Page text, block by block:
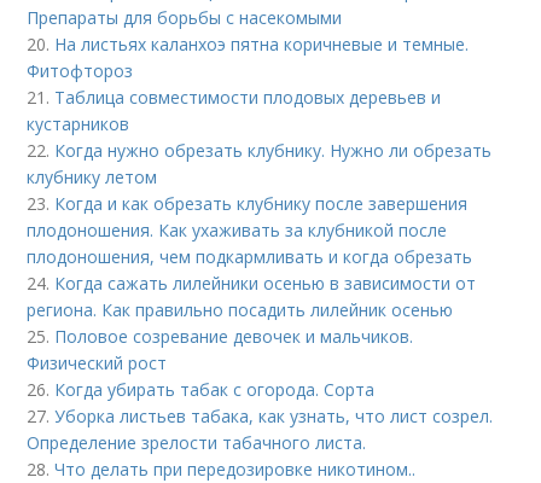
Препараты для борьбы с насекомыми
20. На листьях каланхоэ пятна коричневые и темные.
Фитофтороз
21. Таблица совместимости плодовых деревьев и
кустарников
22. Когда нужно обрезать клубнику. Нужно ли обрезать
клубнику летом
23. Когда и как обрезать клубнику после завершения
плодоношения. Как ухаживать за клубникой после
плодоношения, чем подкармливать и когда обрезать
24. Когда сажать лилейники осенью в зависимости от
региона. Как правильно посадить лилейник осенью
25. Половое созревание девочек и мальчиков.
Физический рост
26. Когда убирать табак с огорода. Сорта
27.Уборка листьев табака, как узнать, что лист созрел.
Определение зрелости табачного листа.
28.Что делать при передозировке никотином..